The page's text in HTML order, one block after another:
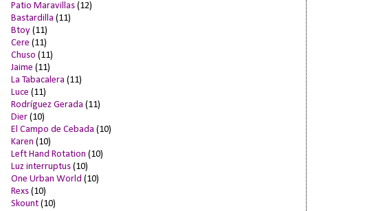
Patio Maravillas (12)
Bastardilla (11)
Btoy (11)
Cere (11)
Chuso (11)
Jaime (11)
La Tabacalera (11)
Luce (11)
Rodríguez Gerada (11)
Dier (10)
El Campo de Cebada (10)
Karen (10)
Left Hand Rotation (10)
Luz interruptus (10)
One Urban World (10)
Rexs (10)
Skount (10)